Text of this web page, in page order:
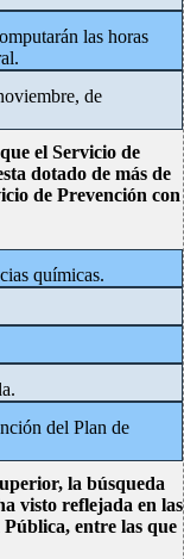
las horas
de
el Servicio de
dotado de más de
de Prevención con
químicas.
del Plan de
la búsqueda
visto reflejada en las
entre las que